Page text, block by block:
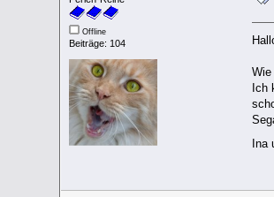
Offline
Beiträge: 104
Ich
Ina